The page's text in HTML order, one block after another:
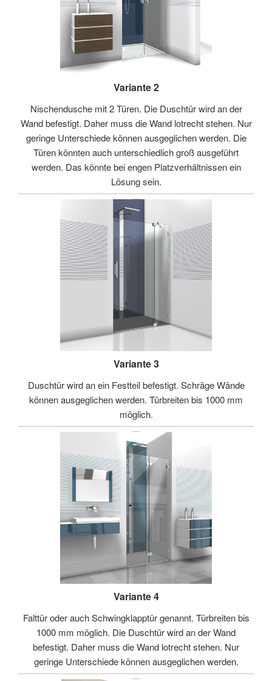
Variante 2
Nischendusche mit 2 Türen. Die Duschtür wird an der
Wand befestigt. Daher muss die Wand lotrecht stehen. Nur
geringe Unterschiede können ausgeglichen werden. Die
Türen könnten auch unterschiedlich groß ausgeführt
werden. Das könnte bei engen Platzverhältnissen ein
Lösung sein.
Variante 3
Duschtür wird an ein Festteil befestigt. Schräge Wände
können ausgeglichen werden. Türbreiten bis 1000 mm
möglich.
Variante 4
Falttür oder auch Schwingklapptür genannt. Türbreiten bis
1000 mm möglich. Die Duschtür wird an der Wand
befestigt. Daher muss die Wand lotrecht stehen. Nur
geringe Unterschiede können ausgeglichen werden.